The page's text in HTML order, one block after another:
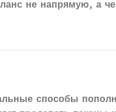
не напрямую, а
способы